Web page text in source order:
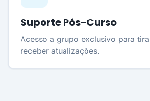
Suporte Pós-Curso
Acesso a grupo exclusivo para
receber atualizações.